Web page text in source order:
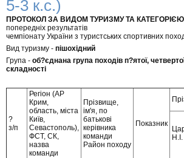
5-3 к.с.)
ПРОТОКОЛ ЗА ВИДОМ ТУРИЗМУ ТА
попередніх результатів
чемпіонату України з туристських спортивних
Вид туризму - пішохідний
Група - об?єднана група походів п?ятої, четвертої
складності
?
з/п
Регіон (АР
Крим,
область, міста
Київ,
Севастополь),
ФСТ, СК,
назва
команди
Прізвище,
ім'я, по
батькові
керівника
команди
Район походу
Показник
Н.І.